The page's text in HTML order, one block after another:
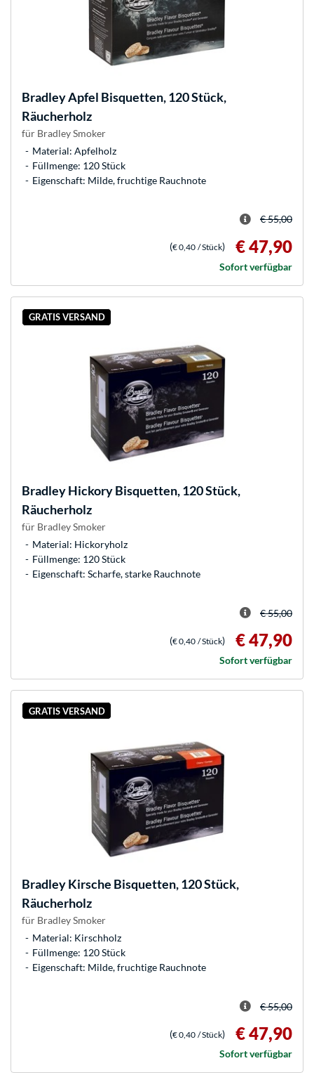
BradleyApfel Bisquetten, 120 Stück,
Räucherholz
für Bradley Smoker
Material: Apfelholz
Füllmenge: 120 Stück
Eigenschaft: Milde, fruchtige Rauchnote
€ 55,00
(€ 0,40 / Stück) € 47,90
Sofort verfügbar
GRATIS VERSAND
BradleyHickory Bisquetten, 120 Stück,
Räucherholz
für Bradley Smoker
Material: Hickoryholz
Füllmenge: 120 Stück
Eigenschaft: Scharfe, starke Rauchnote
€ 55,00
(€ 0,40 / Stück) € 47,90
Sofort verfügbar
GRATIS VERSAND
BradleyKirsche Bisquetten, 120 Stück,
Räucherholz
für Bradley Smoker
Material: Kirschholz
Füllmenge: 120 Stück
Eigenschaft: Milde, fruchtige Rauchnote
€ 55,00
(€ 0,40 / Stück) € 47,90
Sofort verfügbar